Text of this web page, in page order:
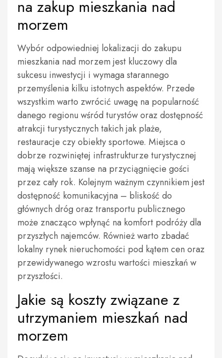
na zakup mieszkania nad
morzem
Wybór odpowiedniej lokalizacji do zakupu
mieszkania nad morzem jest kluczowy dla
sukcesu inwestycji i wymaga starannego
przemyślenia kilku istotnych aspektów. Przede
wszystkim warto zwrócić uwagę na popularność
danego regionu wśród turystów oraz dostępność
atrakcji turystycznych takich jak plaże,
restauracje czy obiekty sportowe. Miejsca o
dobrze rozwiniętej infrastrukturze turystycznej
mają większe szanse na przyciągnięcie gości
przez cały rok. Kolejnym ważnym czynnikiem jest
dostępność komunikacyjna – bliskość do
głównych dróg oraz transportu publicznego
może znacząco wpłynąć na komfort podróży dla
przyszłych najemców. Również warto zbadać
lokalny rynek nieruchomości pod kątem cen oraz
przewidywanego wzrostu wartości mieszkań w
przyszłości.
Jakie są koszty związane z
utrzymaniem mieszkań nad
morzem